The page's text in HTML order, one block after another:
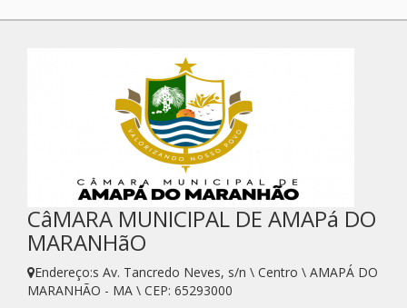
CâMARA MUNICIPAL DE AMAPá DO
MARANHãO
Endereço:s Av. Tancredo Neves, s/n \ Centro \ AMAPÁ DO
MARANHÃO - MA \ CEP: 65293000